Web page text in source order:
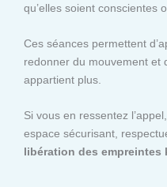
qu’elles soient conscientes
Ces séances permettent
redonner du mouvement et
appartient plus.
Si vous en ressentez
espace sécurisant,
libération des empreintes